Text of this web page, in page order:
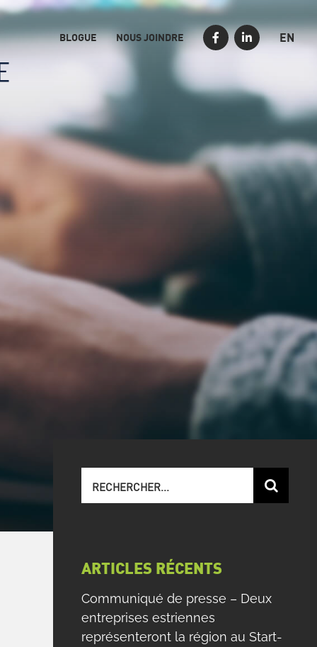
BLOGUE NOUS JOINDRE EN
sur
ARTICLES RÉCENTS
Communiqué de presse – Deux
entreprises estriennes
représenteront la région au Start-